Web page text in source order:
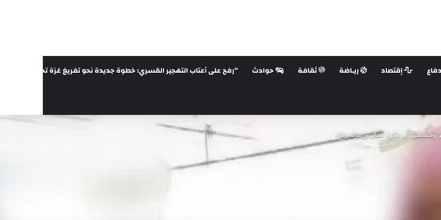
دفاع إقتصاد ريـاضة ثقافة حوادث “رفح على أعتاب التهجير القسري: خطوة جديدة نحو تفريغ غزة تحت غطاء
وفلسطين”… ذاكرة نضال ورسالة وفاء